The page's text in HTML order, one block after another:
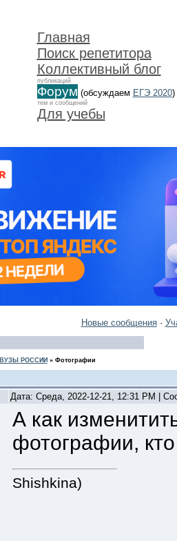
Главная
Поиск репетитора
Коллективный блог
публикаций
Форум (обсуждаем ЕГЭ 2020)
тем и сообщений
Для учебы
Новые сообщения·
ВУЗЫ РОССИИ » Фотографии
Дата: Среда, 2022-12-21, 12:31 PM |
А как
фотографии,
Shishkina)